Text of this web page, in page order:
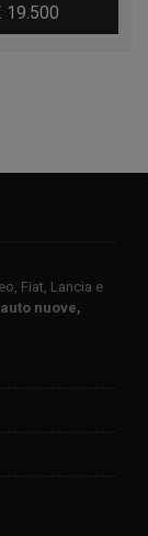
19.500
Fiat, Lancia e
auto nuove,